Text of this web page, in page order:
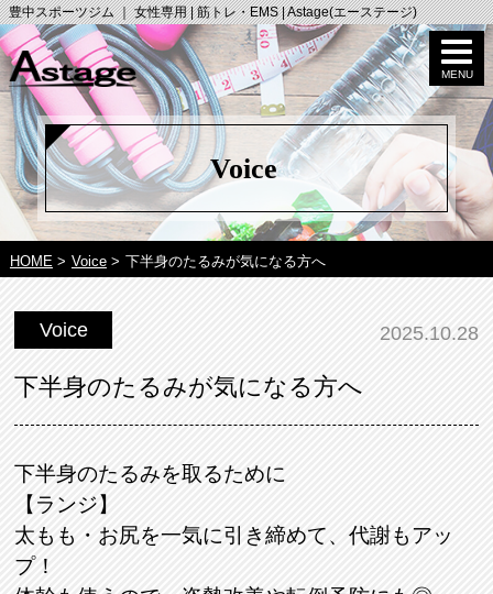
豊中スポーツジム ｜ 女性専用 | 筋トレ・EMS | Astage(エーステージ)
Voice
HOME> Voice> 下半身のたるみが気になる方へ
Voice 2025.10.28
下半身のたるみが気になる方へ
下半身のたるみを取るために
【ランジ】
太もも・お尻を一気に引き締めて、代謝もアッ
プ！